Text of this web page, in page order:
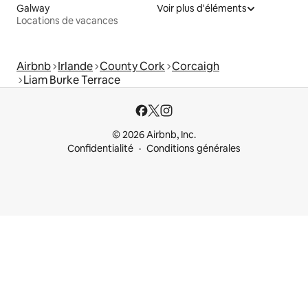
Galway
Locations de vacances
Voir plus d'éléments
Airbnb Irlande County Cork Corcaigh
Liam Burke Terrace
© 2026 Airbnb, Inc.
Confidentialité
Conditions générales